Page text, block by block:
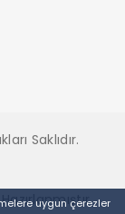
uygun çerezler
Saklıdır.